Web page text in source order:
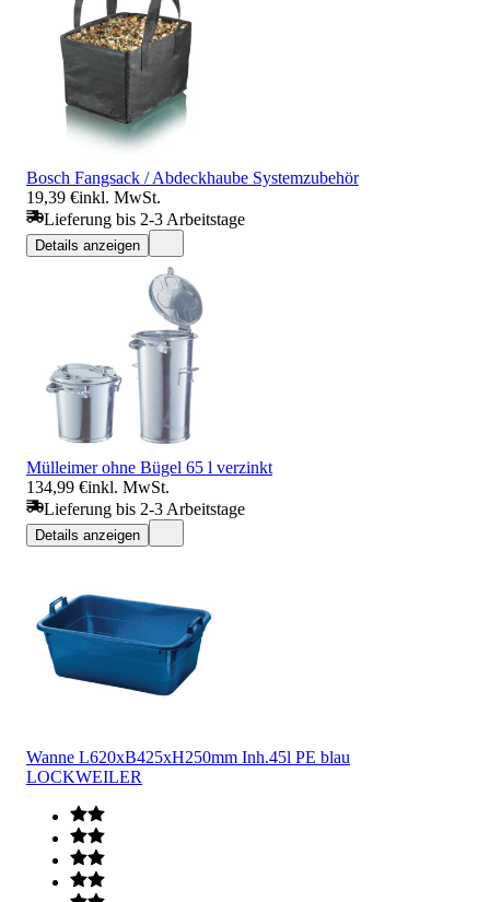
Bosch Fangsack / Abdeckhaube Systemzubehör
19,39 €inkl. MwSt.
Lieferung bis 2-3 Arbeitstage
Details anzeigen
Mülleimer ohne Bügel 65 l verzinkt
134,99 €inkl. MwSt.
Lieferung bis 2-3 Arbeitstage
Details anzeigen
Wanne L620xB425xH250mm Inh.45l PE blau
LOCKWEILER